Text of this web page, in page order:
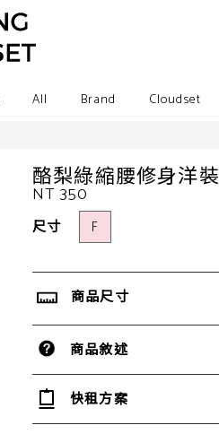
All Brand Cloudset
酪梨綠縮腰修身洋裝
NT 350
尺寸 F
商品尺寸
商品敘述
快租方案